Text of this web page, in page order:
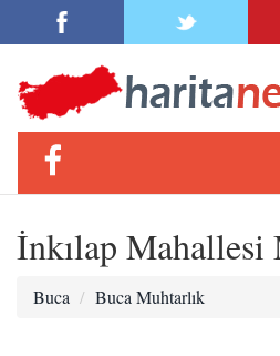
İnkılap Mahallesi
Buca Buca Muhtarlık